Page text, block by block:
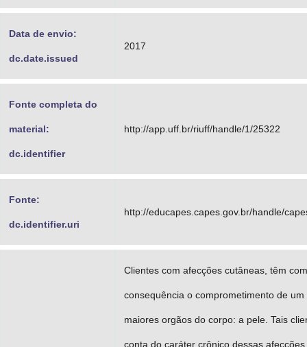
Data de envio:
dc.date.issued
2017
Fonte completa do
material:
dc.identifier
http://app.uff.br/riuff/handle/1/25322
Fonte:
dc.identifier.uri
http://educapes.capes.gov.br/handle/
Clientes com afecções cutâneas, têm
consequência o comprometimento de um
maiores orgãos do corpo: a pele. Tais
conta do caráter crônico dessas